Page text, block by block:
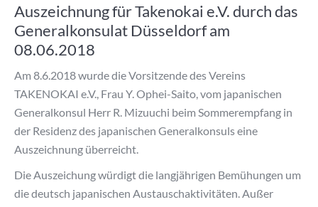
Auszeichnung für Takenokai e.V. durch das
Generalkonsulat Düsseldorf am
08.06.2018
Am 8.6.2018 wurde die Vorsitzende des Vereins
TAKENOKAI e.V., Frau Y. Ophei-Saito, vom japanischen
Generalkonsul Herr R. Mizuuchi beim Sommerempfang in
der Residenz des japanischen Generalkonsuls eine
Auszeichnung überreicht.
Die Auszeichung würdigt die langjährigen Bemühungen um
die deutsch japanischen Austauschaktivitäten. Außer